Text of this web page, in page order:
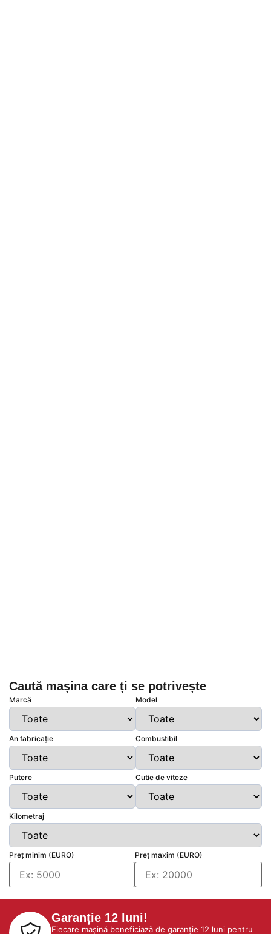
Caută mașina care ți se potrivește
Marcă Model
An fabricație Combustibil
Putere Cutie de viteze
Kilometraj
Preț minim (EURO) Preț maxim (EURO)
Garanție 12 luni!
Fiecare mașină beneficiază de garanție 12 luni pentru